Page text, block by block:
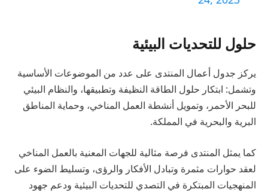
حلول للتحديات البيئية
يركز جدول أعمال المنتدى على عدد من الموضوعات الأساسية
وتشمل: ابتكار حلول الطاقة النظيفة وتطبيقها، والنظام البيئي
للبحر الأحمر، وتمويل أنشطة العمل المناخي، وحماية المناطق
البرية والبحرية في المملكة.
كما يمثل المنتدى فرصة مثالية للجهات المعنية بالعمل المناخي
لعقد حوارات مثمرة وتبادل الأفكار والرؤى، وتسليط الضوء على
المنهجيات المبتكرة في التصدي للتحديات البيئية ودعم جهود